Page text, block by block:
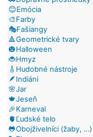
😊Emócia
🎨Farby
🎭Fašiangy
🔺Geometrické tvary
🎃Halloween
🐞Hmyz
🎸Hudobné nástroje
🪶Indiáni
🌸Jar
🍁Jeseň
🎉Karneval
🫀Ľudské telo
🐸Obojživelníci (žaby, ...)